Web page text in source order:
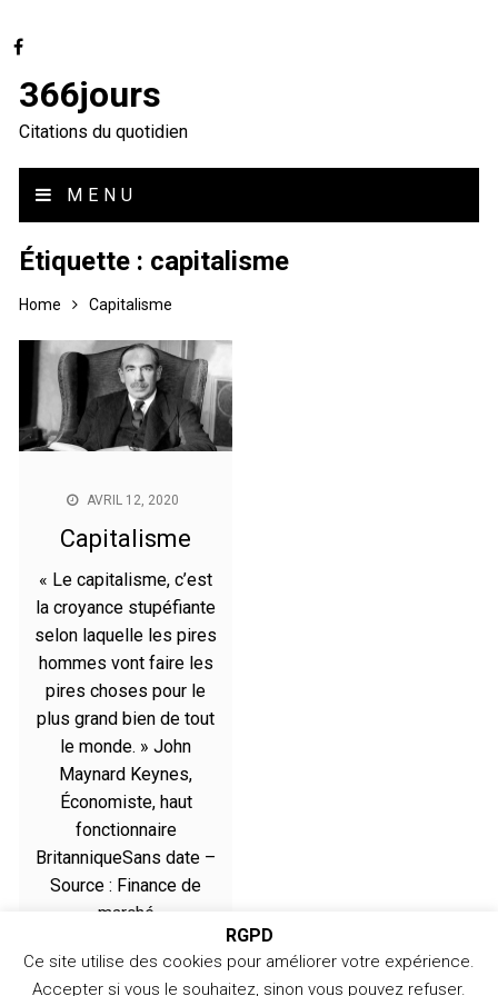
366jours
Citations du quotidien
MENU
Étiquette : capitalisme
Home Capitalisme
AVRIL 12, 2020
Capitalisme
« Le capitalisme, c’est
la croyance stupéfiante
selon laquelle les pires
hommes vont faire les
pires choses pour le
plus grand bien de tout
le monde. » John
Maynard Keynes,
Économiste, haut
fonctionnaire
BritanniqueSans date –
Source : Finance de
marché
RGPD
Ce site utilise des cookies pour améliorer votre expérience.
Accepter si vous le souhaitez, sinon vous pouvez refuser.